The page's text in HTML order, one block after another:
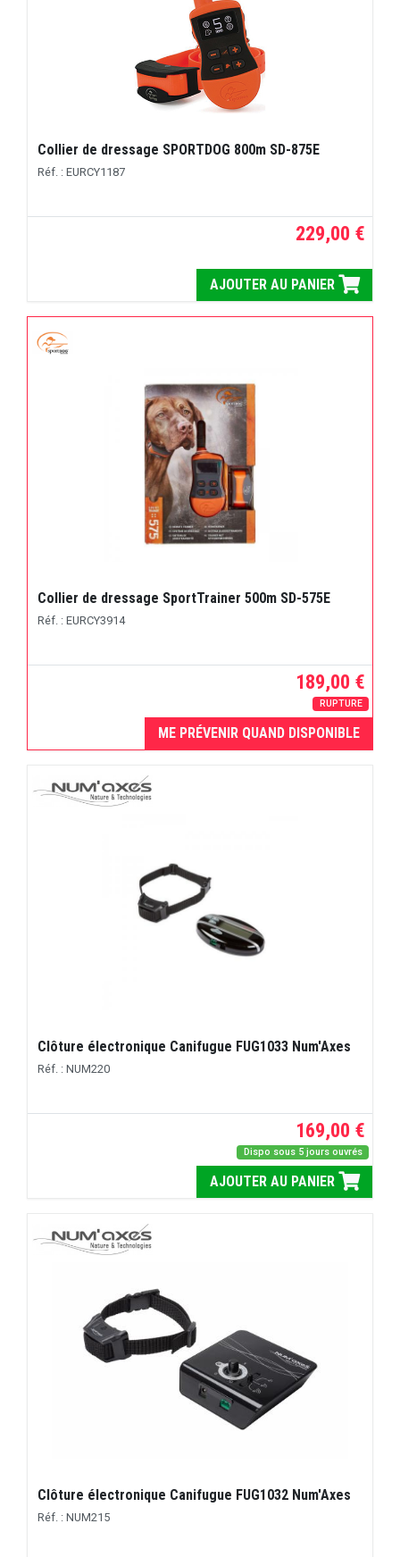
Collier de dressage SPORTDOG 800m SD-875E
Réf. : EURCY1187
229,00 €
AJOUTER AU PANIER
Collier de dressage SportTrainer 500m SD-575E
Réf. : EURCY3914
189,00 €
RUPTURE
ME PRÉVENIR QUAND DISPONIBLE
Clôture électronique Canifugue FUG1033 Num'Axes
Réf. : NUM220
169,00 €
Dispo sous 5 jours ouvrés
AJOUTER AU PANIER
Clôture électronique Canifugue FUG1032 Num'Axes
Réf. : NUM215